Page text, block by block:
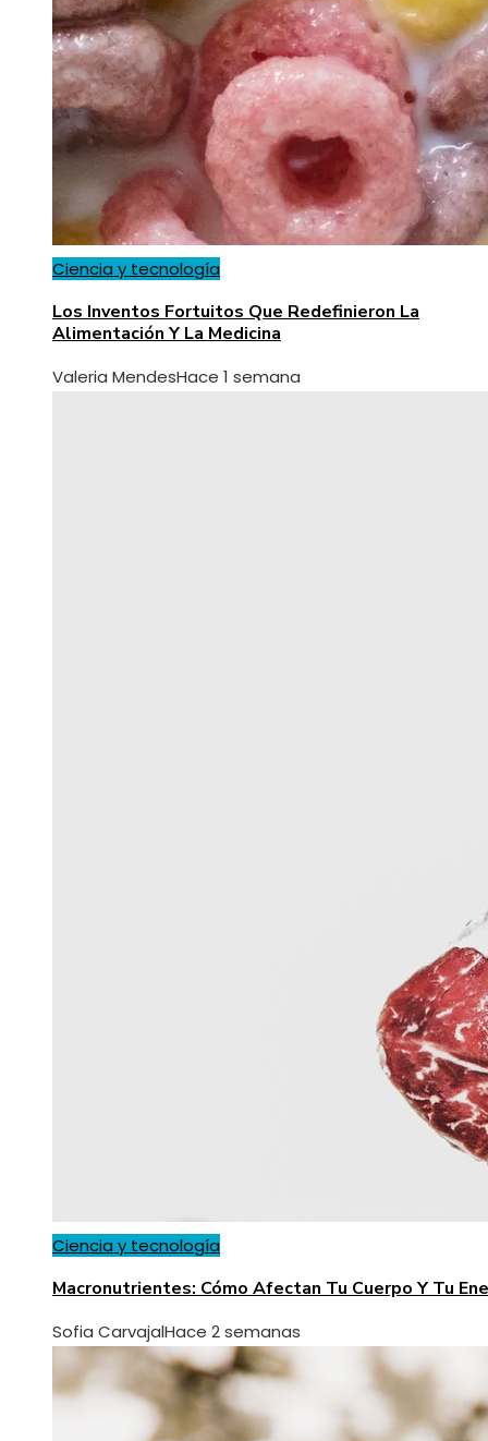
Ciencia y tecnología
Los Inventos Fortuitos Que Redefinieron La
Alimentación Y La Medicina
Valeria MendesHace 1 semana
Ciencia y tecnología
Macronutrientes: Cómo Afectan Tu Cuerpo Y Tu
Sofia CarvajalHace 2 semanas